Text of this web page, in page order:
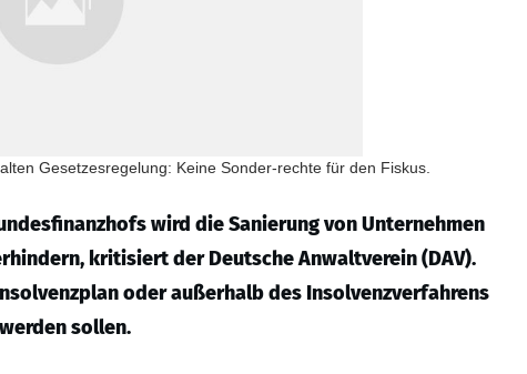
Gesetzesregelung: Keine Sonder-rechte für den Fiskus.
wird die Sanierung von Unternehmen
kritisiert der Deutsche Anwaltverein (DAV).
oder außerhalb des Insolvenzverfahrens
sollen.